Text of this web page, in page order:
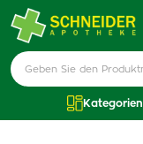
Kategorien